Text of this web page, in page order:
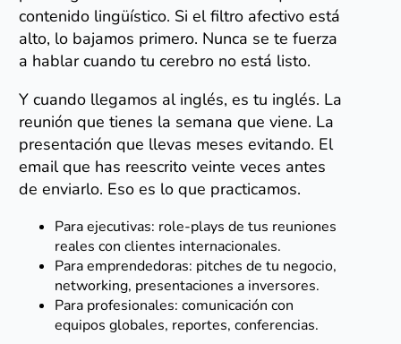
contenido lingüístico. Si el filtro afectivo está
alto, lo bajamos primero. Nunca se te fuerza
a hablar cuando tu cerebro no está listo.
Y cuando llegamos al inglés, es tu inglés. La
reunión que tienes la semana que viene. La
presentación que llevas meses evitando. El
email que has reescrito veinte veces antes
de enviarlo. Eso es lo que practicamos.
Para ejecutivas: role-plays de tus reuniones
reales con clientes internacionales.
Para emprendedoras: pitches de tu negocio,
networking, presentaciones a inversores.
Para profesionales: comunicación con
equipos globales, reportes, conferencias.